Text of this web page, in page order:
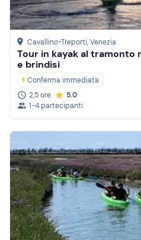
Cavallino-Treporti, Venezia
Tour in kayak al tramonto
e brindisi
Conferma immediata
2,5 ore
5.0
1-4 partecipanti